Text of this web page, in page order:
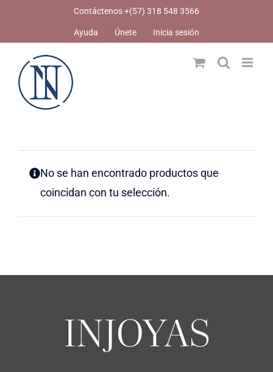
Contáctenos +(57) 318 548 3566
Ayuda Únete Inicia sesión
No se han encontrado productos que
coincidan con tu selección.